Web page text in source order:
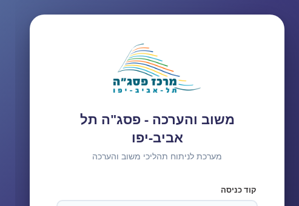
משוב והערכה - פסג"ה תל
אביב-יפו
מערכת לניתוח תהליכי משוב והערכה
קוד כניסה